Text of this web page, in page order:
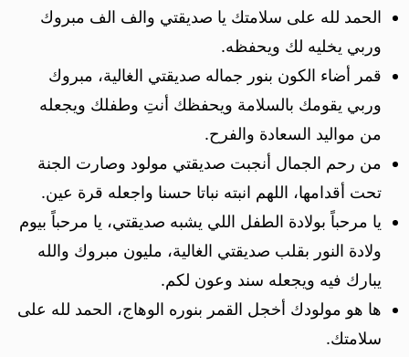
الحمد لله على سلامتك يا صديقتي والف الف مبروك
وربي يخليه لك ويحفظه.
قمر أضاء الكون بنور جماله صديقتي الغالية، مبروك
وربي يقومك بالسلامة ويحفظك أنتِ وطفلك ويجعله
من مواليد السعادة والفرح.
من رحم الجمال أنجبت صديقتي مولود وصارت الجنة
تحت أقدامها، اللهم انبته نباتا حسنا واجعله قرة عين.
يا مرحباً بولادة الطفل اللي يشبه صديقتي، يا مرحباً بيوم
ولادة النور بقلب صديقتي الغالية، مليون مبروك والله
يبارك فيه ويجعله سند وعون لكم.
ها هو مولودك أخجل القمر بنوره الوهاج، الحمد لله على
سلامتك.